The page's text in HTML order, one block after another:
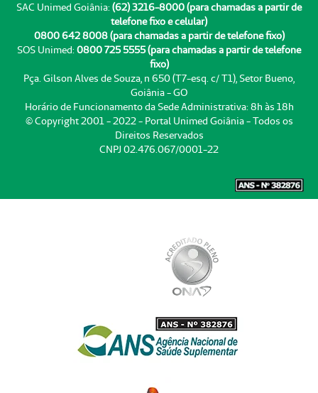
SAC Unimed Goiânia: (62) 3216-8000 (para chamadas a partir de
telefone fixo e celular)
0800 642 8008 (para chamadas a partir de telefone fixo)
SOS Unimed: 0800 725 5555 (para chamadas a partir de telefone
fixo)
Pça. Gilson Alves de Souza, n 650 (T7-esq. c/ T1), Setor Bueno,
Goiânia - GO
Horário de Funcionamento da Sede Administrativa: 8h às 18h
© Copyright 2001 - 2022 - Portal Unimed Goiânia - Todos os
Direitos Reservados
CNPJ 02.476.067/0001-22